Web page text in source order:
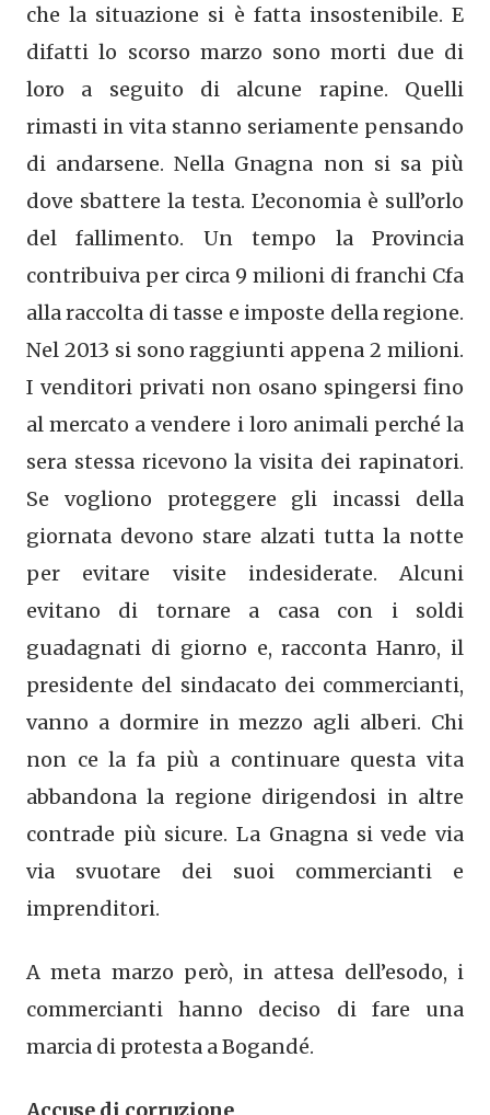
che la situazione si è fatta insostenibile. E
difatti lo scorso marzo sono morti due di
loro a seguito di alcune rapine. Quelli
rimasti in vita stanno seriamente pensando
di andarsene. Nella Gnagna non si sa più
dove sbattere la testa. L’economia è sull’orlo
del fallimento. Un tempo la Provincia
contribuiva per circa 9 milioni di franchi Cfa
alla raccolta di tasse e imposte della regione.
Nel 2013 si sono raggiunti appena 2 milioni.
I venditori privati non osano spingersi fino
al mercato a vendere i loro animali perché la
sera stessa ricevono la visita dei rapinatori.
Se vogliono proteggere gli incassi della
giornata devono stare alzati tutta la notte
per evitare visite indesiderate. Alcuni
evitano di tornare a casa con i soldi
guadagnati di giorno e, racconta Hanro, il
presidente del sindacato dei commercianti,
vanno a dormire in mezzo agli alberi. Chi
non ce la fa più a continuare questa vita
abbandona la regione dirigendosi in altre
contrade più sicure. La Gnagna si vede via
via svuotare dei suoi commercianti e
imprenditori.
A meta marzo però, in attesa dell’esodo, i
commercianti hanno deciso di fare una
marcia di protesta a Bogandé.